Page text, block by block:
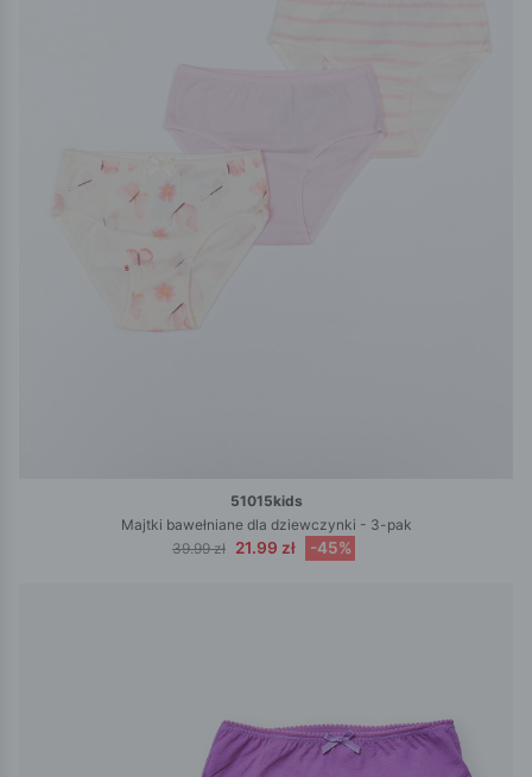
51015kids
Majtki bawełniane dla dziewczynki - 3-pak
39.99 zł 21.99 zł -45%